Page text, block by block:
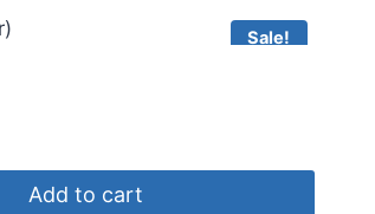
Sale!
Add to cart